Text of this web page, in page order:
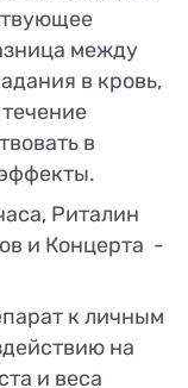
между
в кровь,
в
Риталин
и Концерта -
к личным
на
и веса